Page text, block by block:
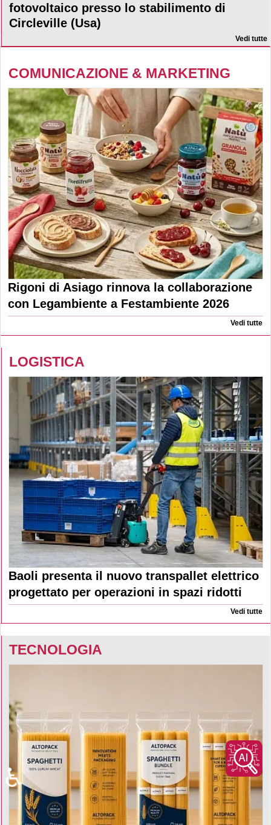
fotovoltaico presso lo stabilimento di
Circleville (Usa)
Vedi tutte
COMUNICAZIONE & MARKETING
Rigoni di Asiago rinnova la collaborazione
con Legambiente a Festambiente 2026
Vedi tutte
LOGISTICA
Baoli presenta il nuovo transpallet elettrico
progettato per operazioni in spazi ridotti
Vedi tutte
TECNOLOGIA